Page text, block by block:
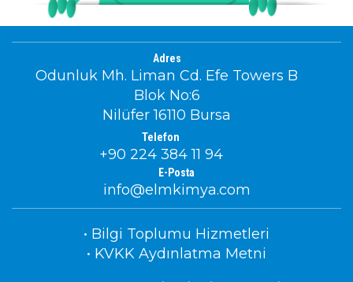
Adres
Odunluk Mh. Liman Cd. Efe Towers B
Blok No:6
Nilüfer 16110 Bursa
Telefon
+90 224 384 11 94
E-Posta
info@elmkimya.com
• Bilgi Toplumu Hizmetleri
• KVKK Aydınlatma Metni